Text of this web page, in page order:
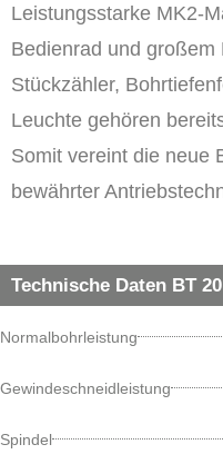
Leistungsstarke MK2-
Bedienrad und großem
Stückzähler,
Leuchte gehören
Somit vereint die neue
bewährter
Technische Daten BT 20
Normalbohrleistung
Gewindeschneidleistung
Spindel